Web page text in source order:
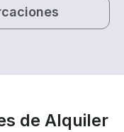
de Alquiler